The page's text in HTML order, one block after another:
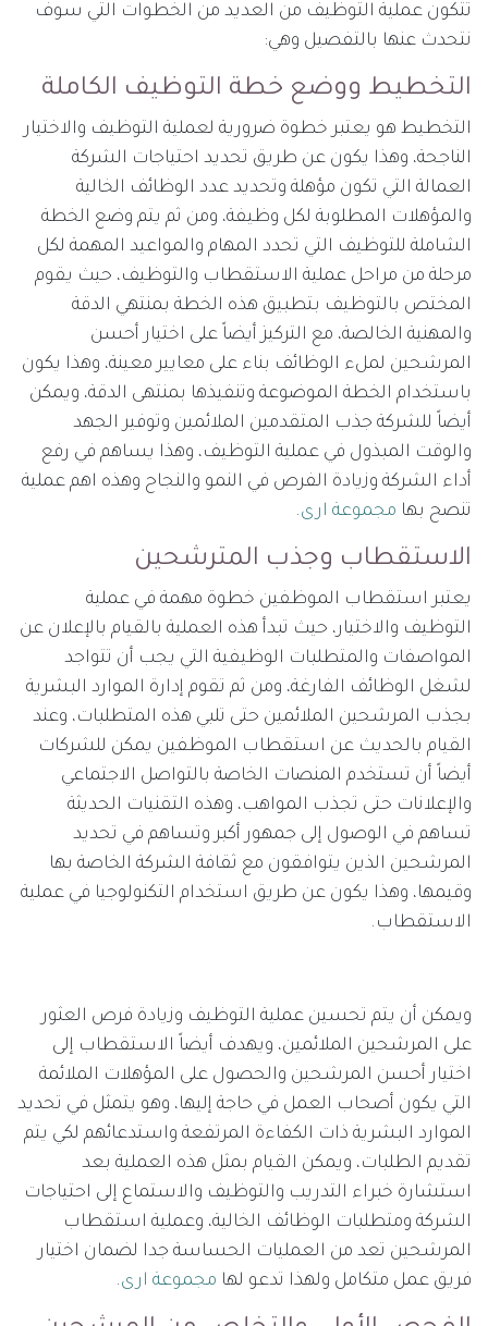
تتكون عملية التوظيف من العديد من الخطوات التي سوف
نتحدث عنها بالتفصيل وهي:
التخطيط ووضع خطة التوظيف الكاملة
التخطيط هو يعتبر خطوة ضرورية لعملية التوظيف والاختيار
الناجحة، وهذا يكون عن طريق تحديد احتياجات الشركة
العمالة التي تكون مؤهلة وتحديد عدد الوظائف الخالية
والمؤهلات المطلوبة لكل وظيفة، ومن ثم يتم وضع الخطة
الشاملة للتوظيف التي تحدد المهام والمواعيد المهمة لكل
مرحلة من مراحل عملية الاستقطاب والتوظيف، حيث يقوم
المختص بالتوظيف بتطبيق هذه الخطة بمنتهي الدقة
والمهنية الخالصة، مع التركيز أيضاً على اختيار أحسن
المرشحين لملء الوظائف بناء على معايير معينة، وهذا يكون
باستخدام الخطة الموضوعة وتنفيذها بمنتهى الدقة، ويمكن
أيضاً للشركة جذب المتقدمين الملائمين وتوفير الجهد
والوقت المبذول في عملية التوظيف، وهذا يساهم في رفع
أداء الشركة وزيادة الفرص في النمو والنجاح وهذه اهم عملية
تنصح بها مجموعة ارى.
الاستقطاب وجذب المترشحين
يعتبر استقطاب الموظفين خطوة مهمة في عملية
التوظيف والاختيار، حيث تبدأ هذه العملية بالقيام بالإعلان عن
المواصفات والمتطلبات الوظيفية التي يجب أن تتواجد
لشغل الوظائف الفارغة، ومن ثم تقوم إدارة الموارد البشرية
بجذب المرشحين الملائمين حتى تلبي هذه المتطلبات، وعند
القيام بالحديث عن استقطاب الموظفين يمكن للشركات
أيضاً أن تستخدم المنصات الخاصة بالتواصل الاجتماعي
والإعلانات حتى تجذب المواهب، وهذه التقنيات الحديثة
تساهم في الوصول إلى جمهور أكبر وتساهم في تحديد
المرشحين الذين يتوافقون مع ثقافة الشركة الخاصة بها
وقيمها، وهذا يكون عن طريق استخدام التكنولوجيا في عملية
الاستقطاب.
ويمكن أن يتم تحسين عملية التوظيف وزيادة فرص العثور
على المرشحين الملائمين، ويهدف أيضاً الاستقطاب إلى
اختيار أحسن المرشحين والحصول على المؤهلات الملائمة
التي يكون أصحاب العمل في حاجة إليها، وهو يتمثل في تحديد
الموارد البشرية ذات الكفاءة المرتفعة واستدعائهم لكي يتم
تقديم الطلبات، ويمكن القيام بمثل هذه العملية بعد
استشارة خبراء التدريب والتوظيف والاستماع إلى احتياجات
الشركة ومتطلبات الوظائف الخالية، وعملية استقطاب
المرشحين تعد من العمليات الحساسة جدا لضمان اختيار
فريق عمل متكامل ولهذا تدعو لها مجموعة ارى.